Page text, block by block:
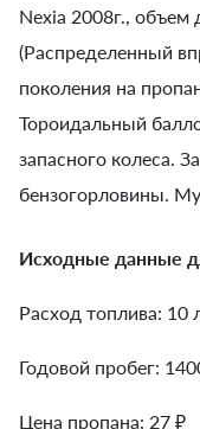
Nexia 2008г., объем
(Распределенный
поколения на
Тороидальный
запасного колеса.
бензогорловины.
Исходные данные
Расход топлива: 10
Годовой пробег:
Цена пропана: 27 ₽